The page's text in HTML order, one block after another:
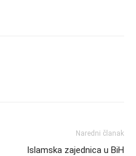
Naredni članak
Islamska zajednica u BiH